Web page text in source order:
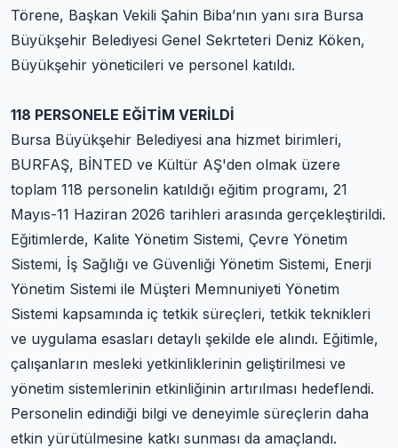
Törene, Başkan Vekili Şahin Biba’nın yanı sıra Bursa
Büyükşehir Belediyesi Genel Sekrteteri Deniz Köken,
Büyükşehir yöneticileri ve personel katıldı.
118 PERSONELE EĞİTİM VERİLDİ
Bursa Büyükşehir Belediyesi ana hizmet birimleri,
BURFAŞ, BİNTED ve Kültür AŞ'den olmak üzere
toplam 118 personelin katıldığı eğitim programı, 21
Mayıs-11 Haziran 2026 tarihleri arasında gerçekleştirildi.
Eğitimlerde, Kalite Yönetim Sistemi, Çevre Yönetim
Sistemi, İş Sağlığı ve Güvenliği Yönetim Sistemi, Enerji
Yönetim Sistemi ile Müşteri Memnuniyeti Yönetim
Sistemi kapsamında iç tetkik süreçleri, tetkik teknikleri
ve uygulama esasları detaylı şekilde ele alındı. Eğitimle,
çalışanların mesleki yetkinliklerinin geliştirilmesi ve
yönetim sistemlerinin etkinliğinin artırılması hedeflendi.
Personelin edindiği bilgi ve deneyimle süreçlerin daha
etkin yürütülmesine katkı sunması da amaçlandı.